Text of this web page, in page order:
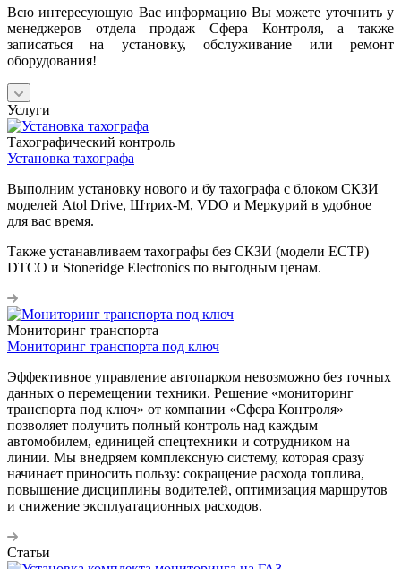
Всю интересующую Вас информацию Вы можете уточнить у
менеджеров отдела продаж Сфера Контроля, а также
записаться на установку, обслуживание или ремонт
оборудования!
Услуги
Тахографический контроль
Установка тахографа
Выполним установку нового и бу тахографа с блоком СКЗИ
моделей Atol Drive, Штрих-М, VDO и Меркурий в удобное
для вас время.
Также устанавливаем тахографы без СКЗИ (модели ЕСТР)
DTCO и Stoneridge Electronics по выгодным ценам.
Мониторинг транспорта
Мониторинг транспорта под ключ
Эффективное управление автопарком невозможно без точных
данных о перемещении техники. Решение «мониторинг
транспорта под ключ» от компании «Сфера Контроля»
позволяет получить полный контроль над каждым
автомобилем, единицей спецтехники и сотрудником на
линии. Мы внедряем комплексную систему, которая сразу
начинает приносить пользу: сокращение расхода топлива,
повышение дисциплины водителей, оптимизация маршрутов
и снижение эксплуатационных расходов.
Статьи